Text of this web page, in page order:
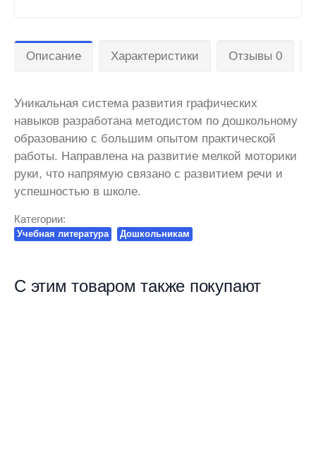
Описание Характеристики Отзывы 0
Уникальная система развития графических
навыков разработана методистом по дошкольному
образованию с большим опытом практической
работы. Направлена на развитие мелкой моторики
руки, что напрямую связано с развитием речи и
успешностью в школе.
Категории:
Учебная литература Дошкольникам
С этим товаром также покупают